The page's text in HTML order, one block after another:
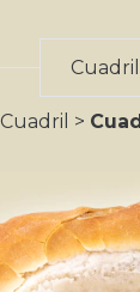
Cuadril
Cuadril >